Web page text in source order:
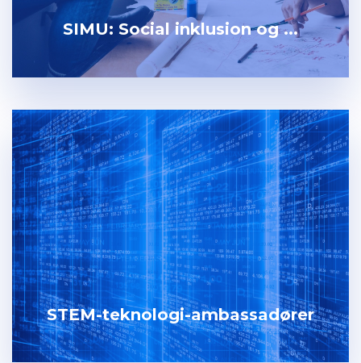
SIMU: Social inklusion og ...
STEM-teknologi-ambassadører